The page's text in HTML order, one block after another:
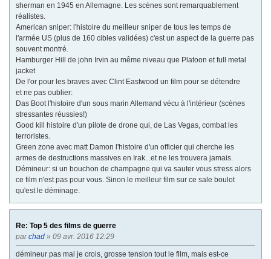
sherman en 1945 en Allemagne. Les scènes sont remarquablement
réalistes.
American sniper: l'histoire du meilleur sniper de tous les temps de
l'armée US (plus de 160 cibles validées) c'est un aspect de la guerre pas
souvent montré.
Hamburger Hill de john Irvin au même niveau que Platoon et full metal
jacket
De l'or pour les braves avec Clint Eastwood un film pour se détendre
et ne pas oublier:
Das Boot l'histoire d'un sous marin Allemand vécu à l'intérieur (scènes
stressantes réussies!)
Good kill histoire d'un pilote de drone qui, de Las Vegas, combat les
terroristes.
Green zone avec matt Damon l'histoire d'un officier qui cherche les
armes de destructions massives en Irak...et ne les trouvera jamais.
Démineur: si un bouchon de champagne qui va sauter vous stress alors
ce film n'est pas pour vous. Sinon le meilleur film sur ce sale boulot
qu'est le déminage.
Re: Top 5 des films de guerre
parchad » 09 avr. 2016 12:29
démineur pas mal je crois, grosse tension tout le film, mais est-ce